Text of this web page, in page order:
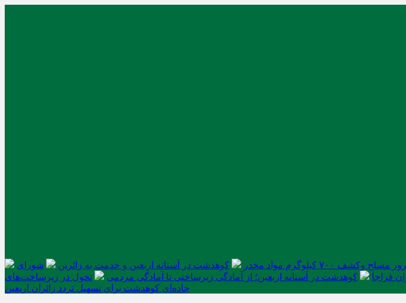
۷۰۰ کیلوگرم مواد مخدر کوهدشت در آستانه اربعین و خدمت‌ به زائرین
شورای
فراجا کوهدشت در آستانه اربعین؛ از آمادگی زیرساختی تا آمادگی مردمی
تحول در زیرساخت‌های
جاده‌ای کوهدشت برای تسهیل تردد زائران اربعین